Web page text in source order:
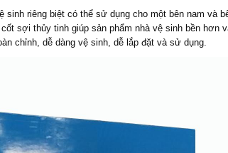
sinh riêng biệt có thể sử dụng cho một bên nam và
sợi thủy tinh giúp sản phẩm nhà vệ sinh bền hơn
chỉnh, dễ dàng vệ sinh, dễ lắp đặt và sử dụng.